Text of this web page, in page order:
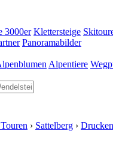
3000er Klettersteige
Panoramabilder
Alpentiere
Touren › Sattelberg › Drucken